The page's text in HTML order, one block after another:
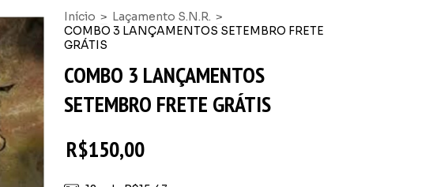
Início > Laçamento S.N.R. >
COMBO 3 LANÇAMENTOS SETEMBRO FRETE
GRÁTIS
COMBO 3 LANÇAMENTOS
SETEMBRO FRETE GRÁTIS
R$150,00